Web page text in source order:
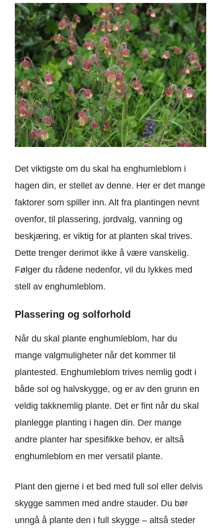
Det viktigste om du skal ha enghumleblom i
hagen din, er stellet av denne. Her er det mange
faktorer som spiller inn. Alt fra plantingen nevnt
ovenfor, til plassering, jordvalg, vanning og
beskjæring, er viktig for at planten skal trives.
Dette trenger derimot ikke å være vanskelig.
Følger du rådene nedenfor, vil du lykkes med
stell av enghumleblom.
Plassering og solforhold
Når du skal plante enghumleblom, har du
mange valgmuligheter når det kommer til
plantested. Enghumleblom trives nemlig godt i
både sol og halvskygge, og er av den grunn en
veldig takknemlig plante. Det er fint når du skal
planlegge planting i hagen din. Der mange
andre planter har spesifikke behov, er altså
enghumleblom en mer versatil plante.
Plant den gjerne i et bed med full sol eller delvis
skygge sammen med andre stauder. Du bør
unngå å plante den i full skygge – altså steder